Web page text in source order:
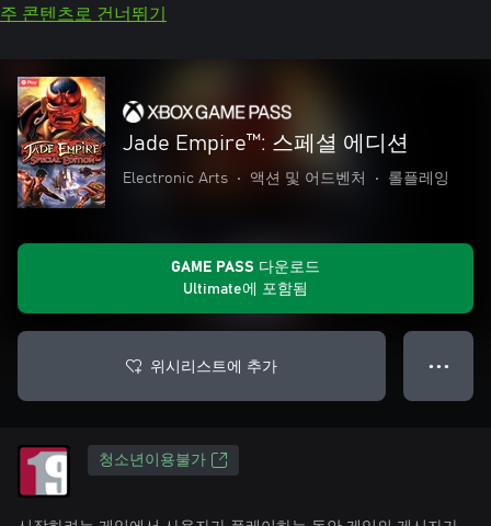
주 콘텐츠로 건너뛰기
Jade Empire™: 스페셜 에디션
Electronic Arts • 액션 및 어드벤처 • 롤플레잉
GAME PASS 다운로드
Ultimate에 포함됨
위시리스트에 추가 ● ● ●
청소년이용불가